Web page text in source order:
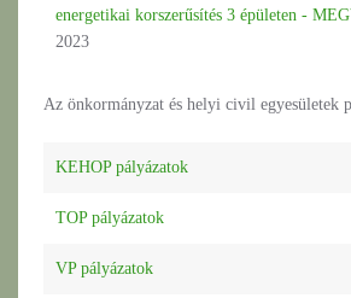
energetikai korszerűsítés 3 épületen -
2023
Az önkormányzat és helyi civil egyesületek
KEHOP pályázatok
TOP pályázatok
VP pályázatok